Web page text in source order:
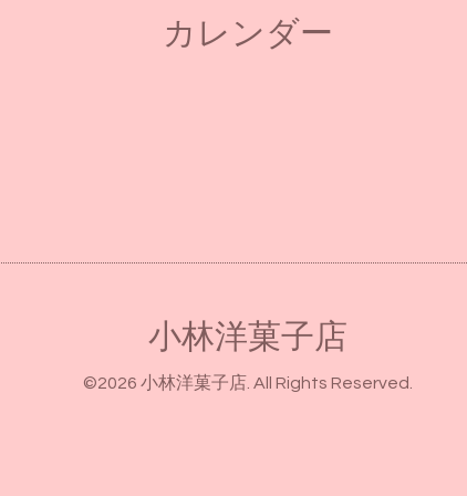
カレンダー
小林洋菓子店
©2026 小林洋菓子店. All Rights Reserved.